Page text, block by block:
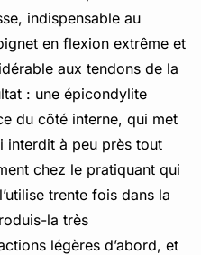
indispensable au
en flexion extrême et
aux tendons de la
: une épicondylite
du côté interne, qui met
interdit à peu près tout
chez le pratiquant qui
trente fois dans la
la très
légères d’abord, et